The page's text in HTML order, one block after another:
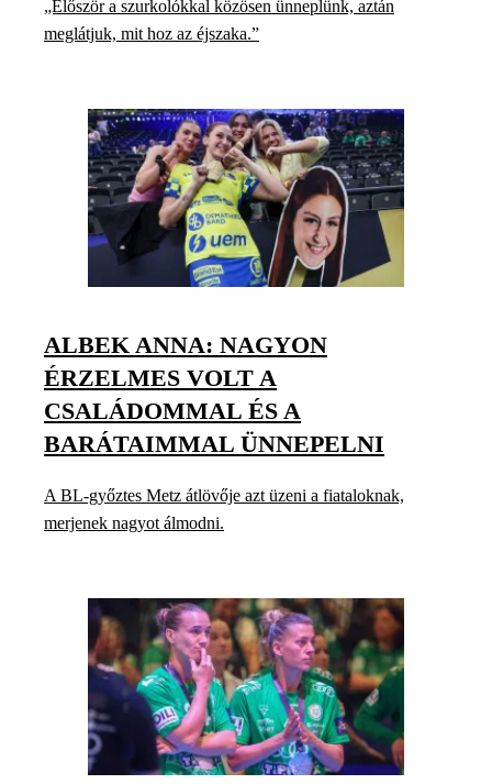
„Először a szurkolókkal közösen ünneplünk, aztán
meglátjuk, mit hoz az éjszaka.”
ALBEK ANNA: NAGYON
ÉRZELMES VOLT A
CSALÁDOMMAL ÉS A
BARÁTAIMMAL ÜNNEPELNI
A BL-győztes Metz átlövője azt üzeni a fiataloknak,
merjenek nagyot álmodni.